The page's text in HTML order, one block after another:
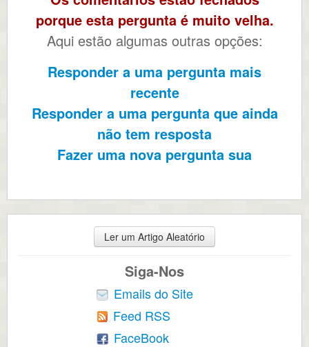
porque esta pergunta é muito velha.
Aqui estão algumas outras opções:
Responder a uma pergunta mais
recente
Responder a uma pergunta que ainda
não tem resposta
Fazer uma nova pergunta sua
Ler um Artigo Aleatório
Siga-Nos
Emails do Site
Feed RSS
FaceBook